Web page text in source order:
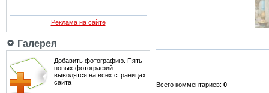
Реклама на сайте
Галерея
Добавить фотографию. Пять
новых фотографий
выводятся на всех страницах
сайта
Всего комментариев: 0